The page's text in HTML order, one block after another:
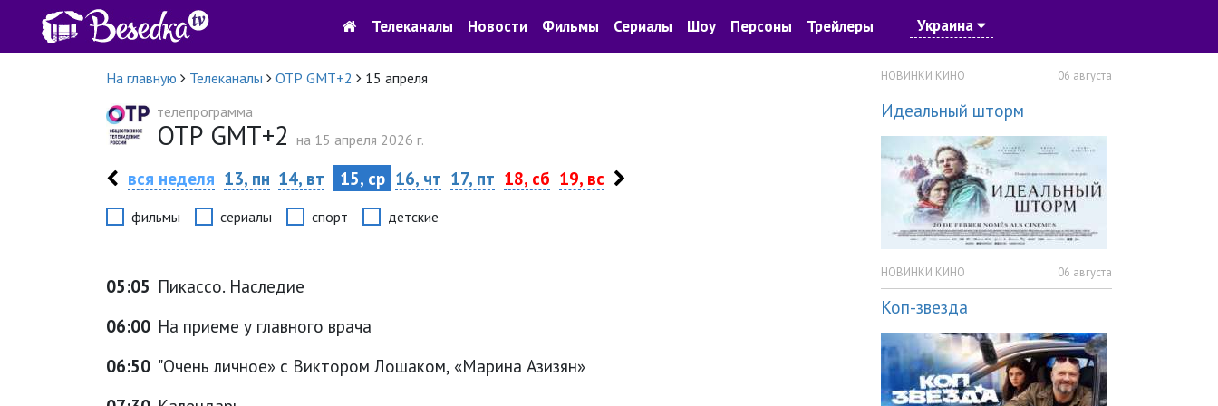
Телеканалы Новости Фильмы Сериалы Шоу Персоны Трейлеры Украина
На главную Телеканалы ОТР GMT+2
15 апреля
телепрограмма
ОТР GMT+2 на 15 апреля 2026 г.
вся неделя 13, пн 14, вт 15, ср 16, чт 17, пт 18, сб 19, вс
фильмы сериалы спорт детские
05:05 Пикассо. Наследие
06:00 На приеме у главного врача
06:50 "Очень личное» с Виктором Лошаком, «Марина Азизян»
НОВИНКИ КИНО 06 августа
Идеальный шторм
НОВИНКИ КИНО 06 августа
Коп-звезда